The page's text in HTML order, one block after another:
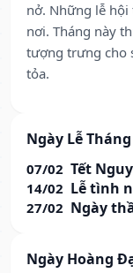
nở. Những lễ
nơi. Tháng này
tượng trưng cho
tỏa.
Ngày Lễ
07/02 Tết
14/02 Lễ tình
27/02 Ngày
Ngày Hoàng